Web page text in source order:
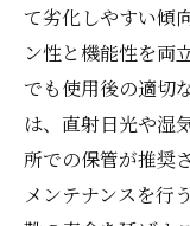
湿気管理
加水分
湿気を避
加水分
意外と知ら
て劣化しやすい傾
ン性と機能性を両
でも使用後の適切
は、直射日光や湿
所での保管が推奨
メンテナンスを行